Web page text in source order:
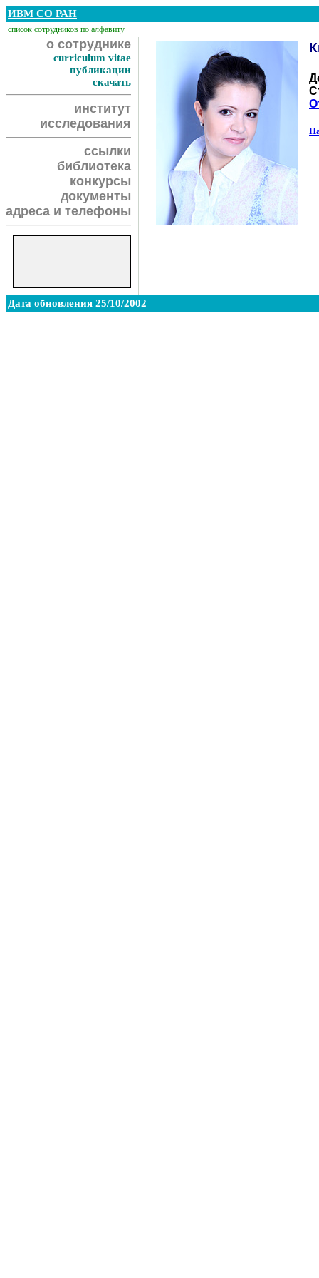
ИВМ СО РАН
список сотрудников по алфавиту
о сотруднике
curriculum vitae
публикации
скачать
институт
исследования
ссылки
библиотека
конкурсы
документы
адреса и телефоны
Дата обновления 25/10/2002